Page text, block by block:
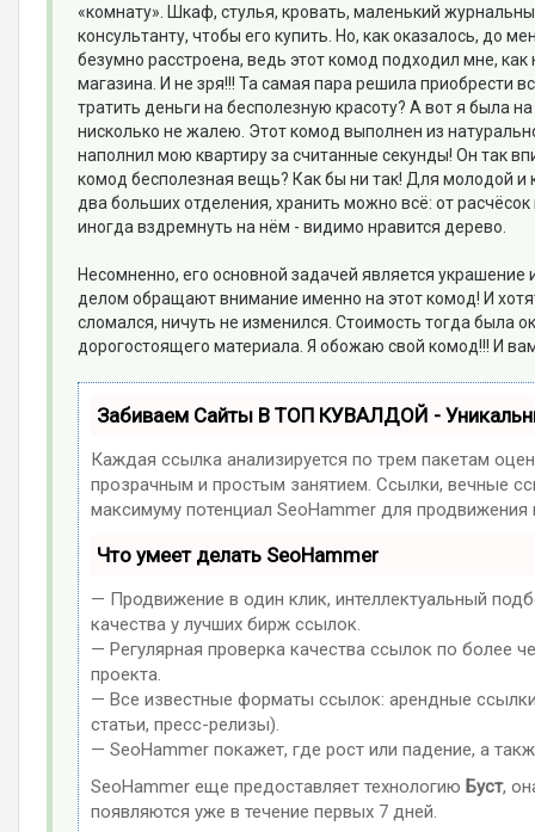
«комнату». Шкаф, стулья, кровать, маленький
консультанту, чтобы его купить. Но, как оказалось, до
безумно расстроена, ведь этот комод подходил мне,
магазина. И не зря!!! Та самая пара решила приобрести
тратить деньги на бесполезную красоту? А вот я была
нисколько не жалею. Этот комод выполнен из
наполнил мою квартиру за считанные секунды! Он так
комод бесполезная вещь? Как бы ни так! Для молодой и
два больших отделения, хранить можно всё: от
иногда вздремнуть на нём - видимо нравится дерево.
Несомненно, его основной задачей является
делом обращают внимание именно на этот комод! И
сломался, ничуть не изменился. Стоимость тогда была
дорогостоящего материала. Я обожаю свой комод!!! И
Забиваем Сайты В ТОП КУВАЛДОЙ -
Каждая ссылка анализируется по трем пакетам
прозрачным и простым занятием. Ссылки, вечные
максимуму потенциал SeoHammer для продвижения
Что умеет делать SeoHammer
— Продвижение в один клик, интеллектуальный
качества у лучших бирж ссылок.
— Регулярная проверка качества ссылок по более
проекта.
— Все известные форматы ссылок: арендные
статьи, пресс-релизы).
— SeoHammer покажет, где рост или падение, а
SeoHammer еще предоставляет технологиюБуст,
появляются уже в течение первых 7 дней.